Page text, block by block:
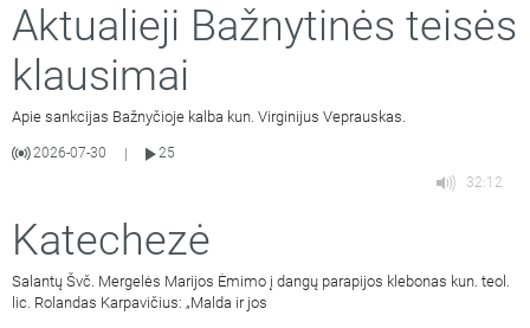
Aktualieji Bažnytinės teisės
klausimai
Apie sankcijas Bažnyčioje kalba kun. Virginijus Veprauskas.
2026-07-30
25
32:12
Katechezė
Salantų Švč. Mergelės Marijos Ėmimo į dangų parapijos klebonas kun. teol.
lic. Rolandas Karpavičius: „Malda ir jos